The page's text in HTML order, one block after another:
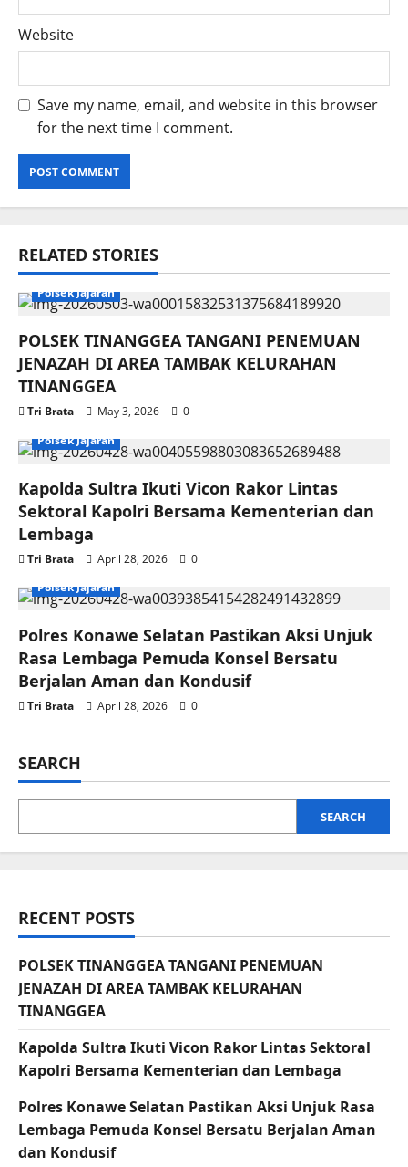
Website
Save my name, email, and website in this browser
for the next time I comment.
RELATED STORIES
Polsek Jajaran
POLSEK TINANGGEA TANGANI PENEMUAN
JENAZAH DI AREA TAMBAK KELURAHAN
TINANGGEA
Tri Brata May 3, 2026
0
Polsek Jajaran
Kapolda Sultra Ikuti Vicon Rakor Lintas
Sektoral Kapolri Bersama Kementerian dan
Lembaga
Tri Brata April 28, 2026
0
Polsek Jajaran
Polres Konawe Selatan Pastikan Aksi Unjuk
Rasa Lembaga Pemuda Konsel Bersatu
Berjalan Aman dan Kondusif
Tri Brata April 28, 2026 0
SEARCH
SEARCH
RECENT POSTS
POLSEK TINANGGEA TANGANI PENEMUAN
JENAZAH DI AREA TAMBAK KELURAHAN
TINANGGEA
Kapolda Sultra Ikuti Vicon Rakor Lintas Sektoral
Kapolri Bersama Kementerian dan Lembaga
Polres Konawe Selatan Pastikan Aksi Unjuk Rasa
Lembaga Pemuda Konsel Bersatu Berjalan Aman
dan Kondusif